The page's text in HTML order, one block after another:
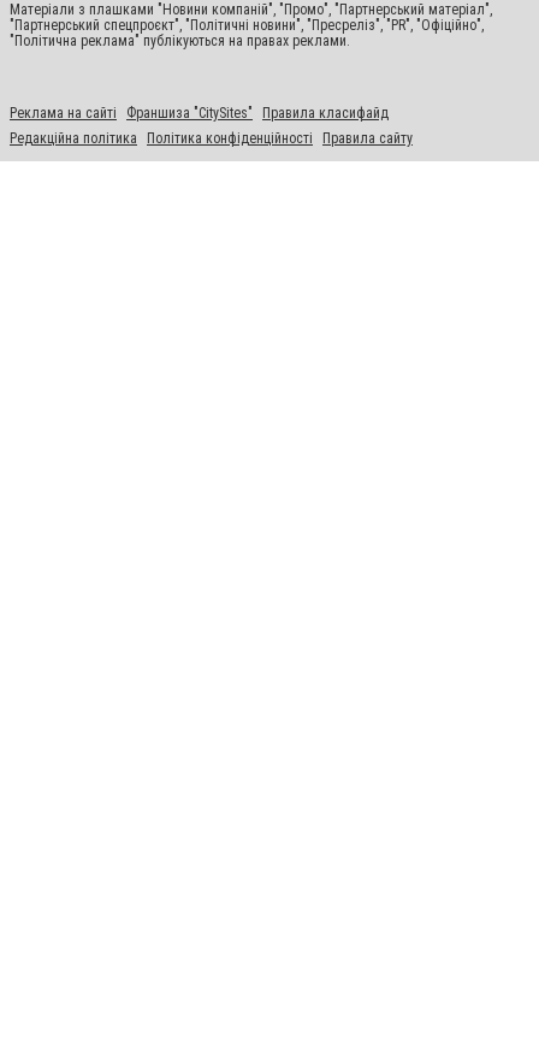
Матеріали з плашками "Новини компаній", "Промо", "Партнерський матеріал",
"Партнерський спецпроєкт", "Політичні новини", "Пресреліз", "PR", "Офіційно",
"Політична реклама" публікуються на правах реклами.
Реклама на сайті Франшиза "CitySites"
Правила класифайд
Редакційна політика
Політика конфіденційності Правила сайту